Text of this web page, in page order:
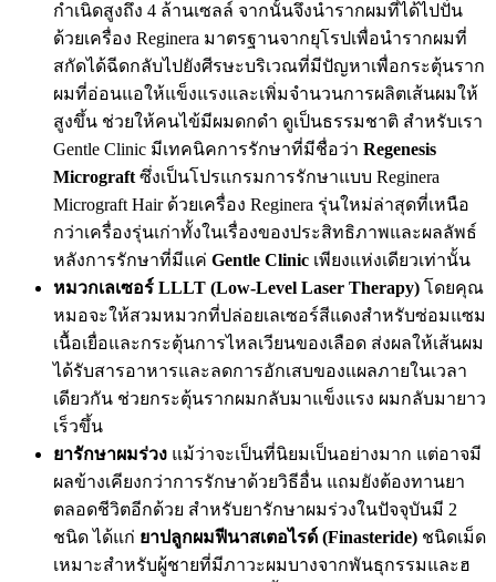
กำเนิดสูงถึง 4 ล้านเซลล์ จากนั้นจึงนำรากผมที่ได้ไปปั่น
ด้วยเครื่อง Reginera มาตรฐานจากยุโรปเพื่อนำรากผมที่
สกัดได้ฉีดกลับไปยังศีรษะบริเวณที่มีปัญหาเพื่อกระตุ้นราก
ผมที่อ่อนแอให้แข็งแรงและเพิ่มจำนวนการผลิตเส้นผมให้
สูงขึ้น ช่วยให้คนไข้มีผมดกดำ ดูเป็นธรรมชาติ สำหรับเรา
Gentle Clinic มีเทคนิคการรักษาที่มีชื่อว่า Regenesis
Micrograft ซึ่งเป็นโปรแกรมการรักษาแบบ Reginera
Micrograft Hair ด้วยเครื่อง Reginera รุ่นใหม่ล่าสุดที่เหนือ
กว่าเครื่องรุ่นเก่าทั้งในเรื่องของประสิทธิภาพและผลลัพธ์
หลังการรักษาที่มีแค่ Gentle Clinic เพียงแห่งเดียวเท่านั้น
หมวกเลเซอร์ LLLT (Low-Level Laser Therapy) โดยคุณ
หมอจะให้สวมหมวกที่ปล่อยเลเซอร์สีแดงสำหรับซ่อมแซม
เนื้อเยื่อและกระตุ้นการไหลเวียนของเลือด ส่งผลให้เส้นผม
ได้รับสารอาหารและลดการอักเสบของแผลภายในเวลา
เดียวกัน ช่วยกระตุ้นรากผมกลับมาแข็งแรง ผมกลับมายาว
เร็วขึ้น
ยารักษาผมร่วง แม้ว่าจะเป็นที่นิยมเป็นอย่างมาก แต่อาจมี
ผลข้างเคียงกว่าการรักษาด้วยวิธีอื่น แถมยังต้องทานยา
ตลอดชีวิตอีกด้วย สำหรับยารักษาผมร่วงในปัจจุบันมี 2
ชนิด ได้แก่ ยาปลูกผมฟีนาสเตอไรด์ (Finasteride) ชนิดเม็ด
เหมาะสำหรับผู้ชายที่มีภาวะผมบางจากพันธุกรรมและฮ